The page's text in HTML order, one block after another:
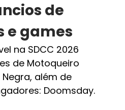
de
e games
na SDCC 2026
de Motoqueiro
além de
Doomsday.